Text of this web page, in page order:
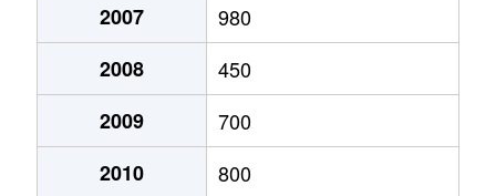
2007
980
2008
450
2009
700
2010
800